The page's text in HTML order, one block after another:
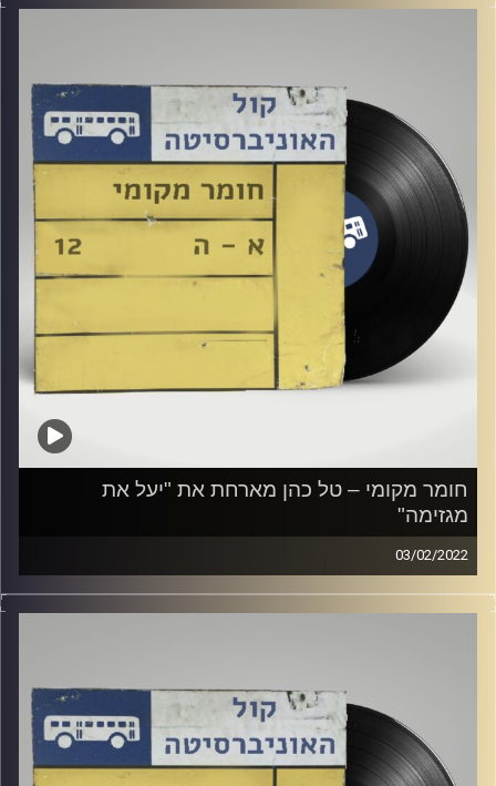
טרבלסי.
חומר מקומי – טל כהן מארחת את "יעל את
מגזימה"
03/02/2022
שעה של מוזיקה ישראלית עם טל כהן שמארחת את "יעל את
מגזימה"